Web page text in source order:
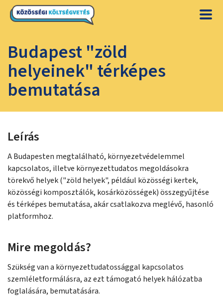
Budapest "zöld
helyeinek" térképes
bemutatása
Leírás
A Budapesten megtalálható, környezetvédelemmel
kapcsolatos, illetve környezettudatos megoldásokra
törekvő helyek ("zöld helyek", például közösségi kertek,
közösségi komposztálók, kosárközösségek) összegyűjtése
és térképes bemutatása, akár csatlakozva meglévő, hasonló
platformhoz.
Mire megoldás?
Szükség van a környezettudatossággal kapcsolatos
szemléletformálásra, az ezt támogató helyek hálózatba
foglalására, bemutatására.